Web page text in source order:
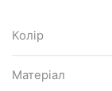
Колір
Матеріал